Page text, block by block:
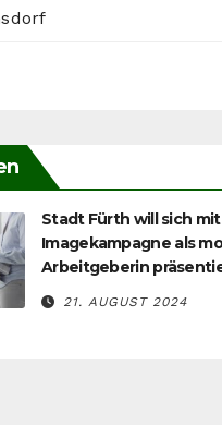
Stadt Fürth will sich mit
Imagekampagne als
Arbeitgeberin
21. AUGUST 2024